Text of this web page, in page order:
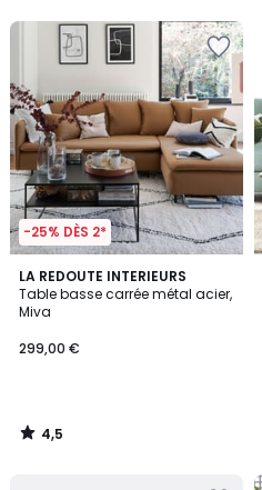
-25% DÈS 2*
LA REDOUTE INTERIEURS
Table basse carrée métal acier,
Miva
299,00 €
4,5
/ 5
4,5
/